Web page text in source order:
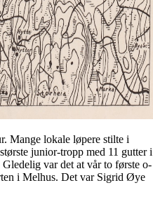
Mange lokale løpere stilte i
junior-tropp med 11 gutter i
var det at vår to første o-
i Melhus. Det var Sigrid Øye